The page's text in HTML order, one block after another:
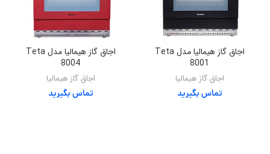
اجاق گاز هیمالیا مدل Teta
8001
اجاق گاز هیمالیا
تماس بگیرید
اجاق گاز هیمالیا مدل Teta
8004
اجاق گاز هیمالیا
تماس بگیرید